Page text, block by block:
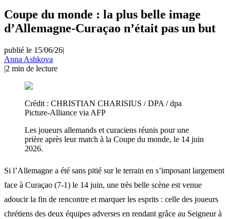
Coupe du monde : la plus belle image
d’Allemagne-Curaçao n’était pas un but
publié le 15/06/26|
Anna Ashkova
|2 min de lecture
Crédit : CHRISTIAN CHARISIUS / DPA / dpa
Picture-Alliance via AFP
Les joueurs allemands et curaciens réunis pour une
prière après leur match à la Coupe du monde, le 14 juin
2026.
Si l’Allemagne a été sans pitié sur le terrain en s’imposant largement
face à Curaçao (7-1) le 14 juin, une très belle scène est venue
adoucir la fin de rencontre et marquer les esprits : celle des joueurs
chrétiens des deux équipes adverses en rendant grâce au Seigneur à